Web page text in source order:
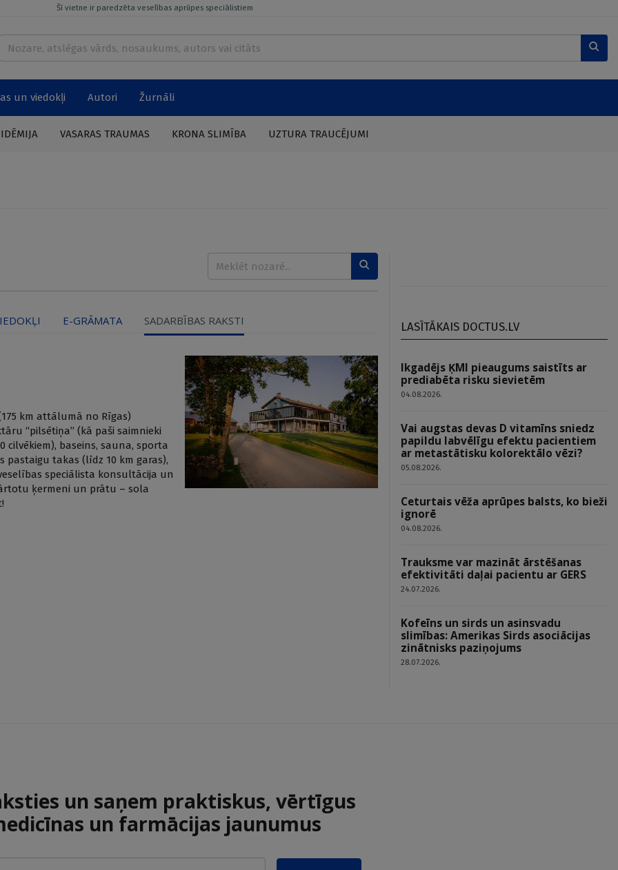
Šī vietne ir paredzēta veselības aprūpes speciālistiem
un viedokļi Autori Žurnāli
VASARAS TRAUMAS KRONA SLIMĪBA UZTURA TRAUCĒJUMI
E-GRĀMATA SADARBĪBAS RAKSTI
km attālumā no Rīgas)
“pilsētiņa” (kā paši saimnieki
baseins, sauna, sporta
pastaigu takas (līdz 10 km garas),
speciālista konsultācija un
ķermeni un prātu – sola
LASĪTĀKAIS DOCTUS.LV
Ikgadējs ĶMI pieaugums saistīts ar
prediabēta risku sievietēm
04.08.2026.
Vai augstas devas D vitamīns sniedz
papildu labvēlīgu efektu pacientiem
ar metastātisku kolorektālo vēzi?
05.08.2026.
Ceturtais vēža aprūpes balsts, ko bieži
ignorē
04.08.2026.
Trauksme var mazināt ārstēšanas
efektivitāti daļai pacientu ar GERS
24.07.2026.
Kofeīns un sirds un asinsvadu
slimības: Amerikas Sirds asociācijas
zinātnisks paziņojums
28.07.2026.
un saņem praktiskus, vērtīgus
un farmācijas jaunumus